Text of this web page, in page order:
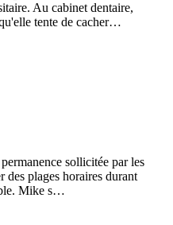
Au cabinet dentaire,
tente de cacher…
sollicitée par les
des plages horaires durant
Mike s…